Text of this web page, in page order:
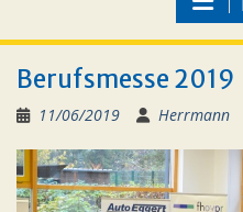
Berufsmesse 2019
11/06/2019 Herrmann